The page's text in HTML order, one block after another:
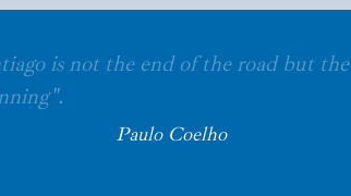
is not the end of the road but the
Paulo Coelho